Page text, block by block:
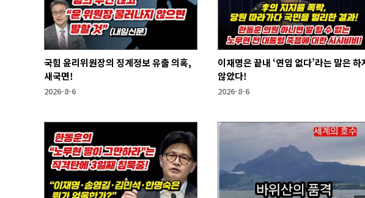
국힘 윤리위원장의 징계정보 유출 의혹,
새국면!
2026-8-6
이재명은 끝내 ‘연임 없다’라는 말은 하지
않았다!
2026-8-6